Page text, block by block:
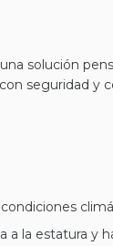
solución
seguridad
a la estatura y